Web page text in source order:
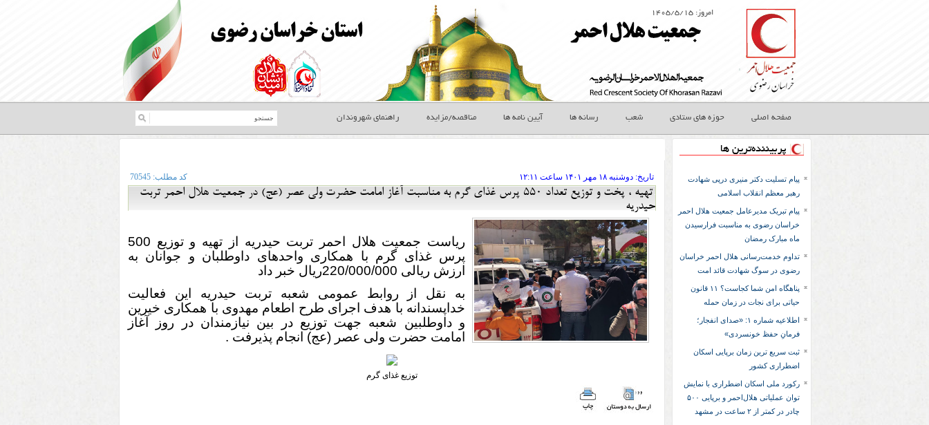
امروز: ۱۴۰۵/۵/۱۵
صفحه اصلی حوزه های ستادی شعب رسانه ها آیین نامه ها مناقصه/مزایده راهنمای شهروندان
پربیننده‌ترین ها
پیام تسلیت دکتر منیری درپی شهادت
رهبر معظم انقلاب اسلامی
پیام تبریک مدیرعامل جمعیت هلال احمر
خراسان رضوی به مناسبت فرارسیدن
ماه مبارک رمضان
تداوم خدمت‌رسانی هلال احمر خراسان
رضوی در سوگ شهادت قائد امت
پناهگاه امن شما کجاست؟ ۱۱ قانون
حیاتی برای نجات در زمان حمله
اطلاعیه شماره ۱: «صدای انفجار؛
فرمانِ حفظ خونسردی»
ثبت سریع‌ ترین زمان برپایی اسکان
اضطراری کشور
رکورد ملی اسکان اضطراری با نمایش
توان عملیاتی هلال‌احمر و برپایی ۵۰۰
چادر در کمتر از ۲ ساعت در مشهد
تاريخ: ۱۴۰۱ دوشنبه ۱۸ مهر ساعت ۱۲:۱۱ کد مطلب: 70545
تهیه ، پخت و توزیع تعداد 550 پرس غذای گرم به مناسبت آغاز امامت حضرت ولی عصر (عج) در جمعیت هلال احمر تربت
حیدریه
ریاست جمعیت هلال احمر تربت حیدریه از تهیه و توزیع 500
پرس غذای گرم با همکاری واحدهای داوطلبان و جوانان به
ارزش ریالی 220/000/000ریال خبر داد
به نقل از روابط عمومی شعبه تربت حیدریه این فعالیت
خداپسندانه با هدف اجرای طرح اطعام مهدوی با همکاری خیرین
و داوطلبین شعبه جهت توزیع در بین نیازمندان در روز آغاز
امامت حضرت ولی عصر (عج) انجام پذیرفت .
توزیع غذای گرم